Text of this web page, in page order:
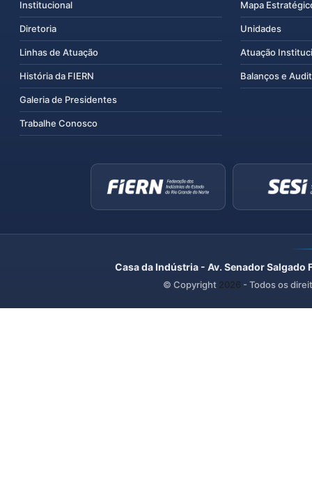
Institucional
Diretoria
Linhas de Atuação
História da FIERN
Galeria de Presidentes
Trabalhe Conosco
Mapa
Unidades
Atuação
Balanços e
Casa da Indústria - Av. Senador
© Copyright 2026 - Todos os